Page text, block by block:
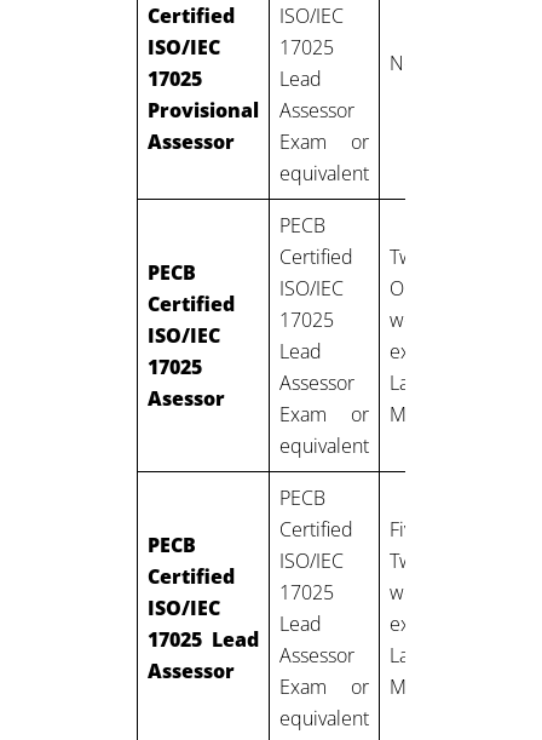
Certified
ISO/IEC
17025
Provisional
Assessor
ISO/IEC
17025
Lead
Assessor
Exam or
equivalent
None
PECB
Certified
ISO/IEC
17025
Asessor
PECB
Certified
ISO/IEC
17025
Lead
Assessor
Exam or
equivalent
Two years:
One year of
work
experience in
Laboratory
Management
PECB
Certified
ISO/IEC
17025 Lead
Assessor
PECB
Certified
ISO/IEC
17025
Lead
Assessor
Exam or
equivalent
Five years:
Two years of
work
experience in
Laboratory
Management